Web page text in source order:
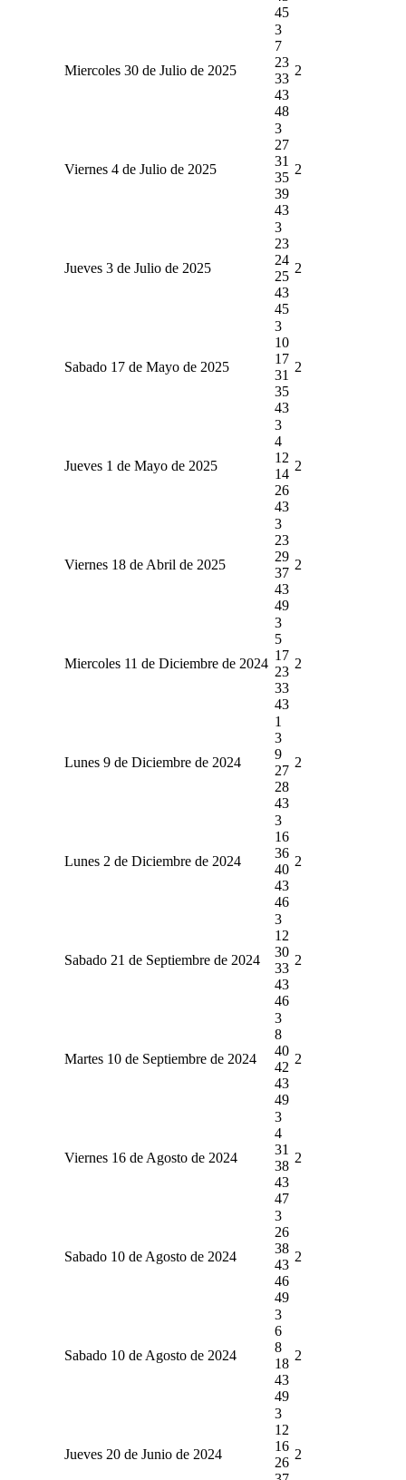
45
Miercoles 30 de Julio de 2025
3
7
23
33
43
48
2
Viernes 4 de Julio de 2025
3
27
31
35
39
43
2
Jueves 3 de Julio de 2025
3
23
24
25
43
45
2
Sabado 17 de Mayo de 2025
3
10
17
31
35
43
2
Jueves 1 de Mayo de 2025
3
4
12
14
26
43
2
Viernes 18 de Abril de 2025
3
23
29
37
43
49
2
Miercoles 11 de Diciembre de 2024
3
5
17
23
33
43
2
Lunes 9 de Diciembre de 2024
1
3
9
27
28
43
2
Lunes 2 de Diciembre de 2024
3
16
36
40
43
46
2
Sabado 21 de Septiembre de 2024
3
12
30
33
43
46
2
Martes 10 de Septiembre de 2024
3
8
40
42
43
49
2
Viernes 16 de Agosto de 2024
3
4
31
38
43
47
2
Sabado 10 de Agosto de 2024
3
26
38
43
46
49
2
Sabado 10 de Agosto de 2024
3
6
8
18
43
49
2
Jueves 20 de Junio de 2024
3
12
16
26
2